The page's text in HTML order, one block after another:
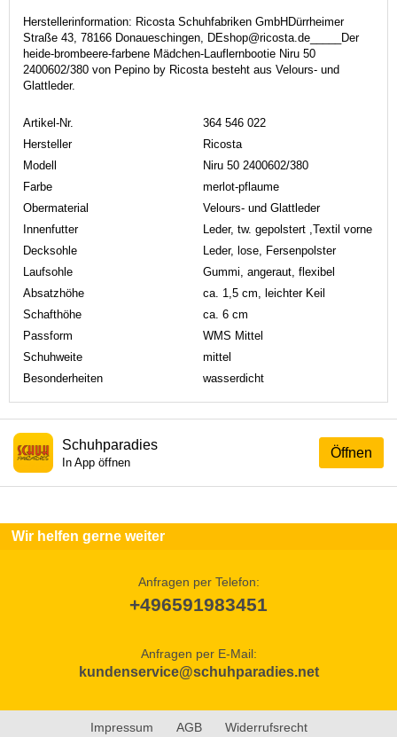
Herstellerinformation: Ricosta Schuhfabriken GmbHDürrheimer
Straße 43, 78166 Donaueschingen, DEshop@ricosta.de_____Der
heide-brombeere-farbene Mädchen-Lauflernbootie Niru 50
2400602/380 von Pepino by Ricosta besteht aus Velours- und
Glattleder.
Artikel-Nr.
364 546 022
Hersteller
Ricosta
Modell
Niru 50 2400602/380
Farbe
merlot-pflaume
Obermaterial
Velours- und Glattleder
Innenfutter
Leder, tw. gepolstert ,Textil vorne
Decksohle
Leder, lose, Fersenpolster
Laufsohle
Gummi, angeraut, flexibel
Absatzhöhe
ca. 1,5 cm, leichter Keil
Schafthöhe
ca. 6 cm
Passform
WMS Mittel
Schuhweite
mittel
Besonderheiten
wasserdicht
Öffnen
Schuhparadies
In App öffnen
Wir helfen gerne weiter
Anfragen per Telefon:
+496591983451
Anfragen per E-Mail:
kundenservice@schuhparadies.net
Impressum AGB Widerrufsrecht